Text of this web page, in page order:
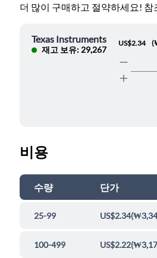
더 많이 구매하고 절약하세요! 참
Texas Instruments
재고 보유: 29,267
US$2.34 (
비용
수량 단가
25-99 US$2.34(
100-499 US$2.22(